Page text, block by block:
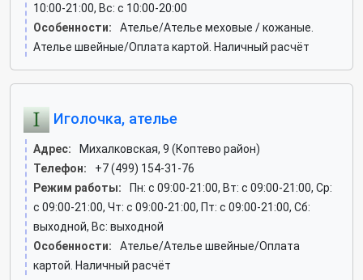
10:00-21:00, Вс: c 10:00-20:00
Особенности:
Ателье/Ателье меховые / кожаные.
Ателье швейные/Оплата картой. Наличный расчёт
Иголочка, ателье
Адрес:
Михалковская, 9 (Коптево район)
Телефон:
+7 (499) 154-31-76
Режим работы:
Пн: c 09:00-21:00, Вт: c 09:00-21:00, Ср:
c 09:00-21:00, Чт: c 09:00-21:00, Пт: c 09:00-21:00, Сб:
выходной, Вс: выходной
Особенности:
Ателье/Ателье швейные/Оплата
картой. Наличный расчёт